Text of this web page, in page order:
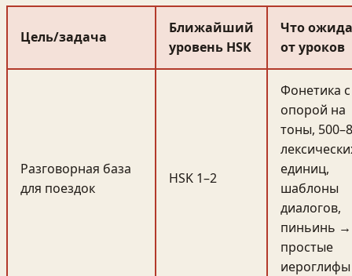
Цель/задача
Ближайший
уровень HSK
Что
от уроков
Разговорная база
для поездок
HSK 1–2
Фонетика с
опорой на
тоны,
единиц,
шаблоны
диалогов,
пиньинь →
простые
иероглифы